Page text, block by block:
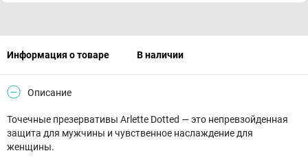
Информация о товаре В наличии
Описание
Точечные презервативы Arlette Dotted — это непревзойденная
защита для мужчины и чувственное наслаждение для
женщины.